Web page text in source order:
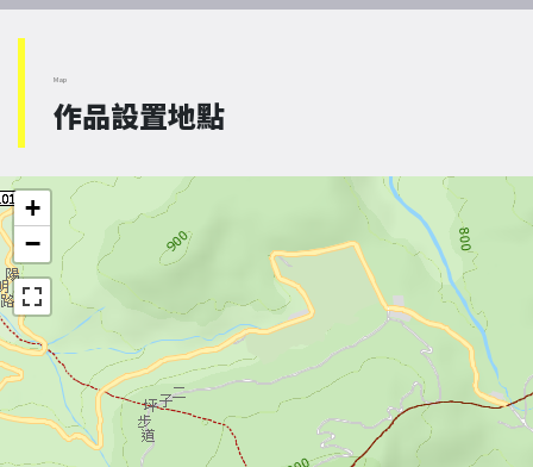
Map
作品設置地點
+
−